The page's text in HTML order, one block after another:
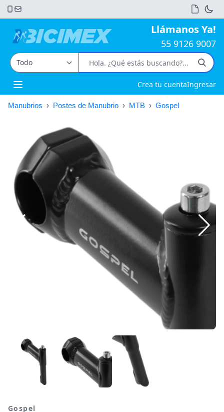
Llámanos Ya!
55 9126 9007
Open main menu Crea tu cuentaIngresar
Manubrios › Postes de Manubrio › MTB › Gospel
Gospel